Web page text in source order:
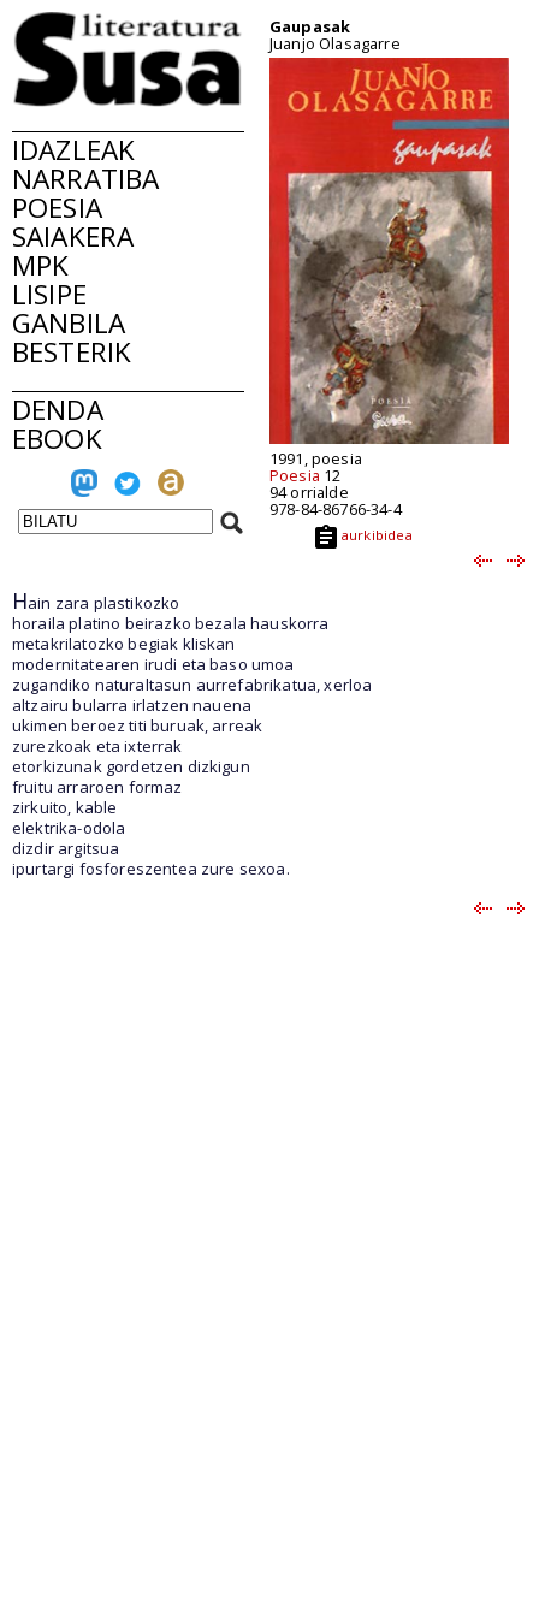
IDAZLEAK
NARRATIBA
POESIA
SAIAKERA
MPK
LISIPE
GANBILA
BESTERIK
DENDA
EBOOK
Gaupasak
Juanjo Olasagarre
1991, poesia
Poesia 12
94 orrialde
978-84-86766-34-4
aurkibidea
Hain zara plastikozko
horaila platino beirazko bezala hauskorra
metakrilatozko begiak kliskan
modernitatearen irudi eta baso umoa
zugandiko naturaltasun aurrefabrikatua, xerloa
altzairu bularra irlatzen nauena
ukimen beroez titi buruak, arreak
zurezkoak eta ixterrak
etorkizunak gordetzen dizkigun
fruitu arraroen formaz
zirkuito, kable
elektrika-odola
dizdir argitsua
ipurtargi fosforeszentea zure sexoa.